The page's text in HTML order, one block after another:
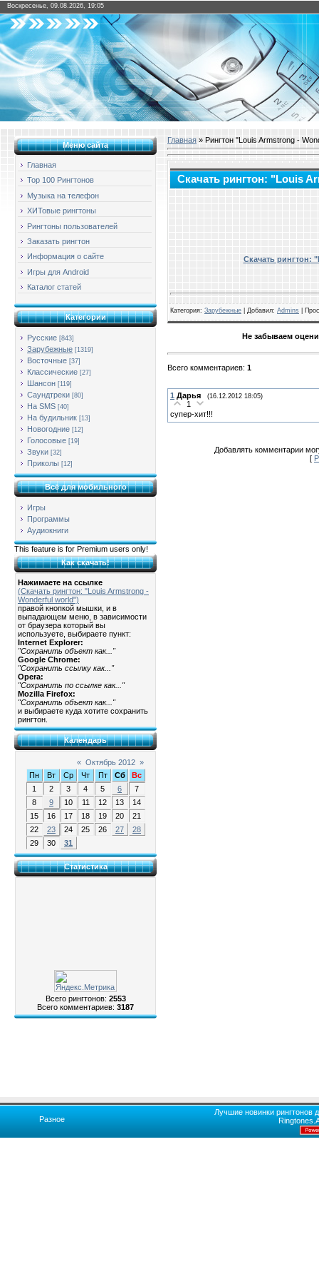
Воскресенье, 09.08.2026, 19:05
Меню сайта
Главная
Top 100 Рингтонов
Музыка на телефон
ХИТовые рингтоны
Рингтоны пользователей
Заказать рингтон
Информация о сайте
Игры для Android
Каталог статей
Категории
Русские [843]
Зарубежные [1319]
Восточные [37]
Классические [27]
Шансон [119]
Саундтреки [80]
На SMS [40]
На будильник [13]
Новогодние [12]
Голосовые [19]
Звуки [32]
Приколы [12]
Всё для мобильного
Игры
Программы
Аудиокниги
This feature is for Premium users only!
Как скачать!
Нажимаете на ссылке
(Скачать рингтон: "Louis Armstrong -
Wonderful world")
правой кнопкой мышки, и в
выпадающем меню, в зависимости
от браузера который вы
используете, выбираете пункт:
Internet Explorer:
"Сохранить объект как..."
Google Chrome:
"Сохранить ссылку как..."
Opera:
"Сохранить по ссылке как..."
Mozilla Firefox:
"Сохранить объект как..."
и выбираете куда хотите сохранить
рингтон.
Календарь
« Октябрь 2012 »
Пн
Вт Ср Чт Пт Сб
Вс
1
2 3 4 5 6
7
8
9 10 11 12 13
14
15
16 17 18 19 20
21
22
23 24 25 26 27
28
29
30 31
Статистика
Всего рингтонов: 2553
Всего комментариев: 3187
Главная » Рингтон "Louis Armstrong -
Скачать рингтон: "Louis
Скачать рингтон:
Категория: Зарубежные | Добавил: Admins
Не забываем
Всего комментариев: 1
1 Дарья (16.12.2012 18:05)
1
супер-хит!!!
Добавлять комментарии
[
Разное
Лучшие новинки рингтонов